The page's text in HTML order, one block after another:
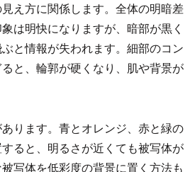
え方に関係します。全体の明暗差
は明快になりますが、暗部が黒く
と情報が失われます。細部のコン
ると、輪郭が硬くなり、肌や背景が
ります。青とオレンジ、赤と緑の
ると、明るさが近くても被写体が
写体を低彩度の背景に置く方法も